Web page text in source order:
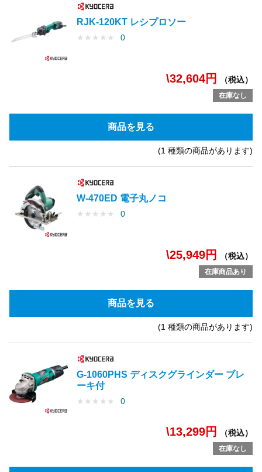
RJK-120KT レシプロソー
★ ★ ★ ★ ★ 0
\32,604円 （税込）
在庫なし
商品を見る
(1 種類の商品があります)
W-470ED 電子丸ノコ
★ ★ ★ ★ ★ 0
\25,949円 （税込）
在庫商品あり
商品を見る
(1 種類の商品があります)
G-1060PHS ディスクグラインダー ブレ
ーキ付
★ ★ ★ ★ ★ 0
\13,299円 （税込）
在庫なし